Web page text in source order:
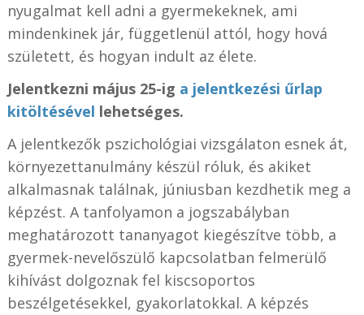
nyugalmat kell adni a gyermekeknek, ami
mindenkinek jár, függetlenül attól, hogy hová
született, és hogyan indult az élete.
Jelentkezni május 25-ig a jelentkezési űrlap
kitöltésével lehetséges.
A jelentkezők pszichológiai vizsgálaton esnek át,
környezettanulmány készül róluk, és akiket
alkalmasnak találnak, júniusban kezdhetik meg a
képzést. A tanfolyamon a jogszabályban
meghatározott tananyagot kiegészítve több, a
gyermek-nevelőszülő kapcsolatban felmerülő
kihívást dolgoznak fel kiscsoportos
beszélgetésekkel, gyakorlatokkal. A képzés